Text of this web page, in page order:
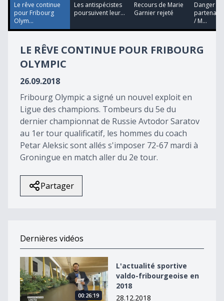
27
seconds
Le rêve continue
pour Fribourg
Olym...
Les antispécistes
poursuivent leur...
Recours de Marie
Garnier rejeté
Danger
/ M...
LE RÊVE CONTINUE POUR FRIBOURG
OLYMPIC
26.09.2018
Fribourg Olympic a signé un nouvel exploit en
Ligue des champions. Tombeurs du 5e du
dernier championnat de Russie Avtodor Saratov
au 1er tour qualificatif, les hommes du coach
Petar Aleksic sont allés s'imposer 72-67 mardi à
Groningue en match aller du 2e tour.
Partager
Dernières vidéos
L&#039;actualité sportive valdo-fribourgeoise en 2018
00:26:19
L'actualité sportive
valdo-fribourgeoise en
2018
28.12.2018